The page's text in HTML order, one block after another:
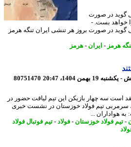
در صورت
بست. -
در صورت بروز هر تنشی ایران تنگه هرمز
- ایران - هرمز
80751470
سه چهار بازیکن این تیم لیاقت حضور در
تیم فولاد خوزستان در نشست خبری
...
فولاد خوزستان-فولاد-تیم فوتبال فولاد